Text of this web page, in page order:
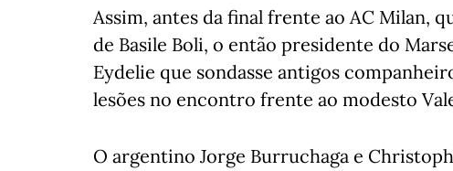
Assim, antes da final frente ao AC Milan,
de Basile Boli, o então presidente do
Eydelie que sondasse antigos
lesões no encontro frente ao modesto
O argentino Jorge Burruchaga e